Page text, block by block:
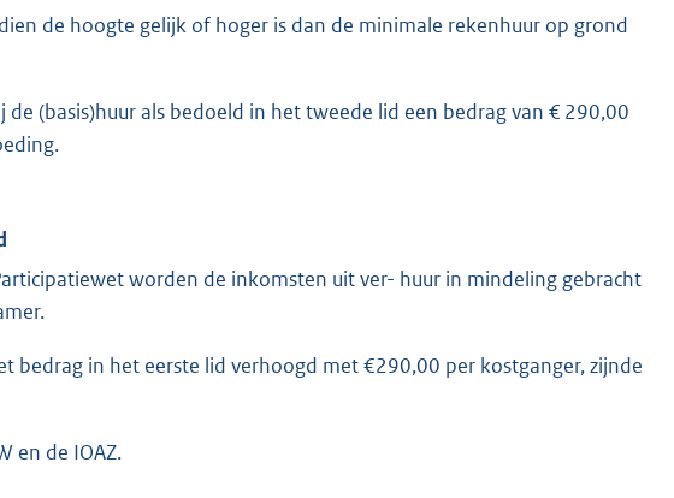
de hoogte gelijk of hoger is dan de minimale rekenhuur op grond
(basis)huur als bedoeld in het tweede lid een bedrag van € 290,00
worden de inkomsten uit ver- huur in mindeling gebracht
bedrag in het eerste lid verhoogd met €290,00 per kostganger, zijnde
en de IOAZ.